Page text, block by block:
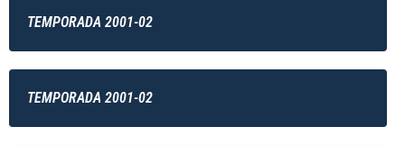
TEMPORADA 2001-02
TEMPORADA 2001-02